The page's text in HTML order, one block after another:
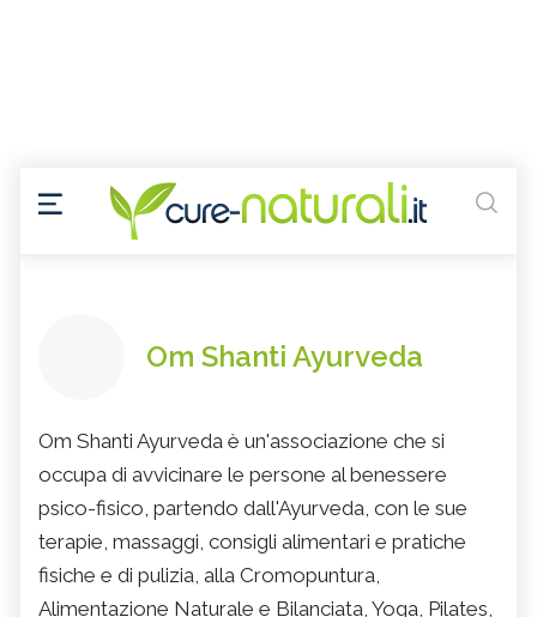
Om Shanti Ayurveda
Om Shanti Ayurveda è un'associazione che si
occupa di avvicinare le persone al benessere
psico-fisico, partendo dall'Ayurveda, con le sue
terapie, massaggi, consigli alimentari e pratiche
fisiche e di pulizia, alla Cromopuntura,
Alimentazione Naturale e Bilanciata, Yoga, Pilates,